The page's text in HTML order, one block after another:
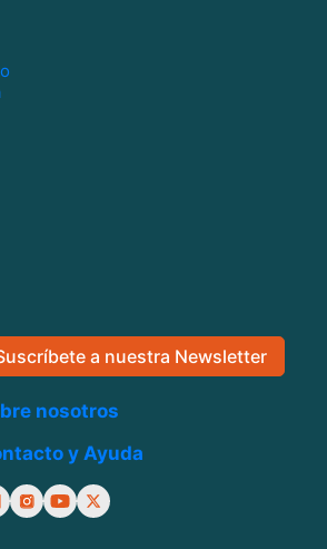
a nuestra Newsletter
nosotros
y Ayuda